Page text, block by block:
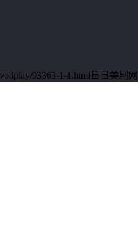
93363-1-1.html日日美剧网